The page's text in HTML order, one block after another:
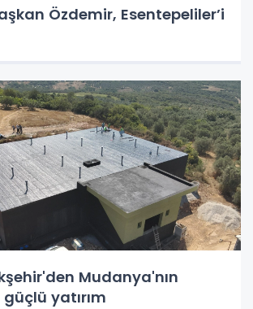
Özdemir, Esentepeliler’i
Mudanya'nın
yatırım